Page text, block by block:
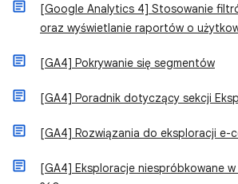
[Google Analytics 4] Stosowanie
oraz wyświetlanie raportów o
[GA4] Pokrywanie się segmentów
[GA4] Poradnik dotyczący sekcji
[GA4] Rozwiązania do eksploracji e-
[GA4] Eksploracje niespróbkowane